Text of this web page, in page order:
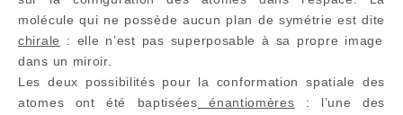
molécule qui ne possède aucun plan de symétrie est dite
chirale
: elle n’est pas superposable à sa propre image
dans un miroir.
Les deux possibilités pour la conformation spatiale des
atomes ont été baptisées énantiomères : l’une des